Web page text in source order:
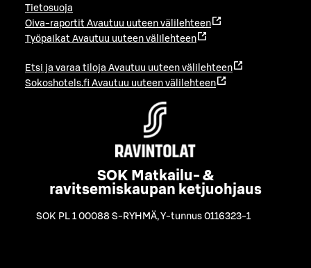
Tietosuoja
Oiva-raportit Avautuu uuteen välilehteen
Työpaikat Avautuu uuteen välilehteen
Etsi ja varaa tiloja Avautuu uuteen välilehteen
Sokoshotels.fi Avautuu uuteen välilehteen
SOK Matkailu- &
ravitsemiskaupan ketjuohjaus
SOK PL 1 00088 S-RYHMÄ,Y-tunnus 0116323-1